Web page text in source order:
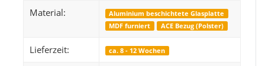
Material:
Aluminium beschichtete Glasplatte
MDF furniert
ACE Bezug (Polster)
Lieferzeit: ca. 8 - 12 Wochen